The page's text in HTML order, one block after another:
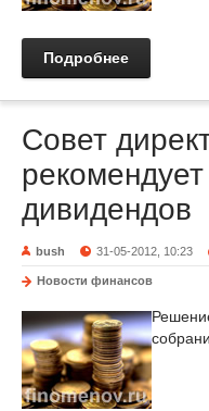
Подробнее
Совет
дивидендов
bush 31-05-2012, 10:23
Новости финансов